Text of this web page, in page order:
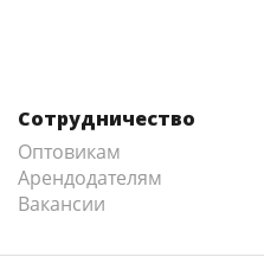
Сотрудничество
Оптовикам
Арендодателям
Вакансии